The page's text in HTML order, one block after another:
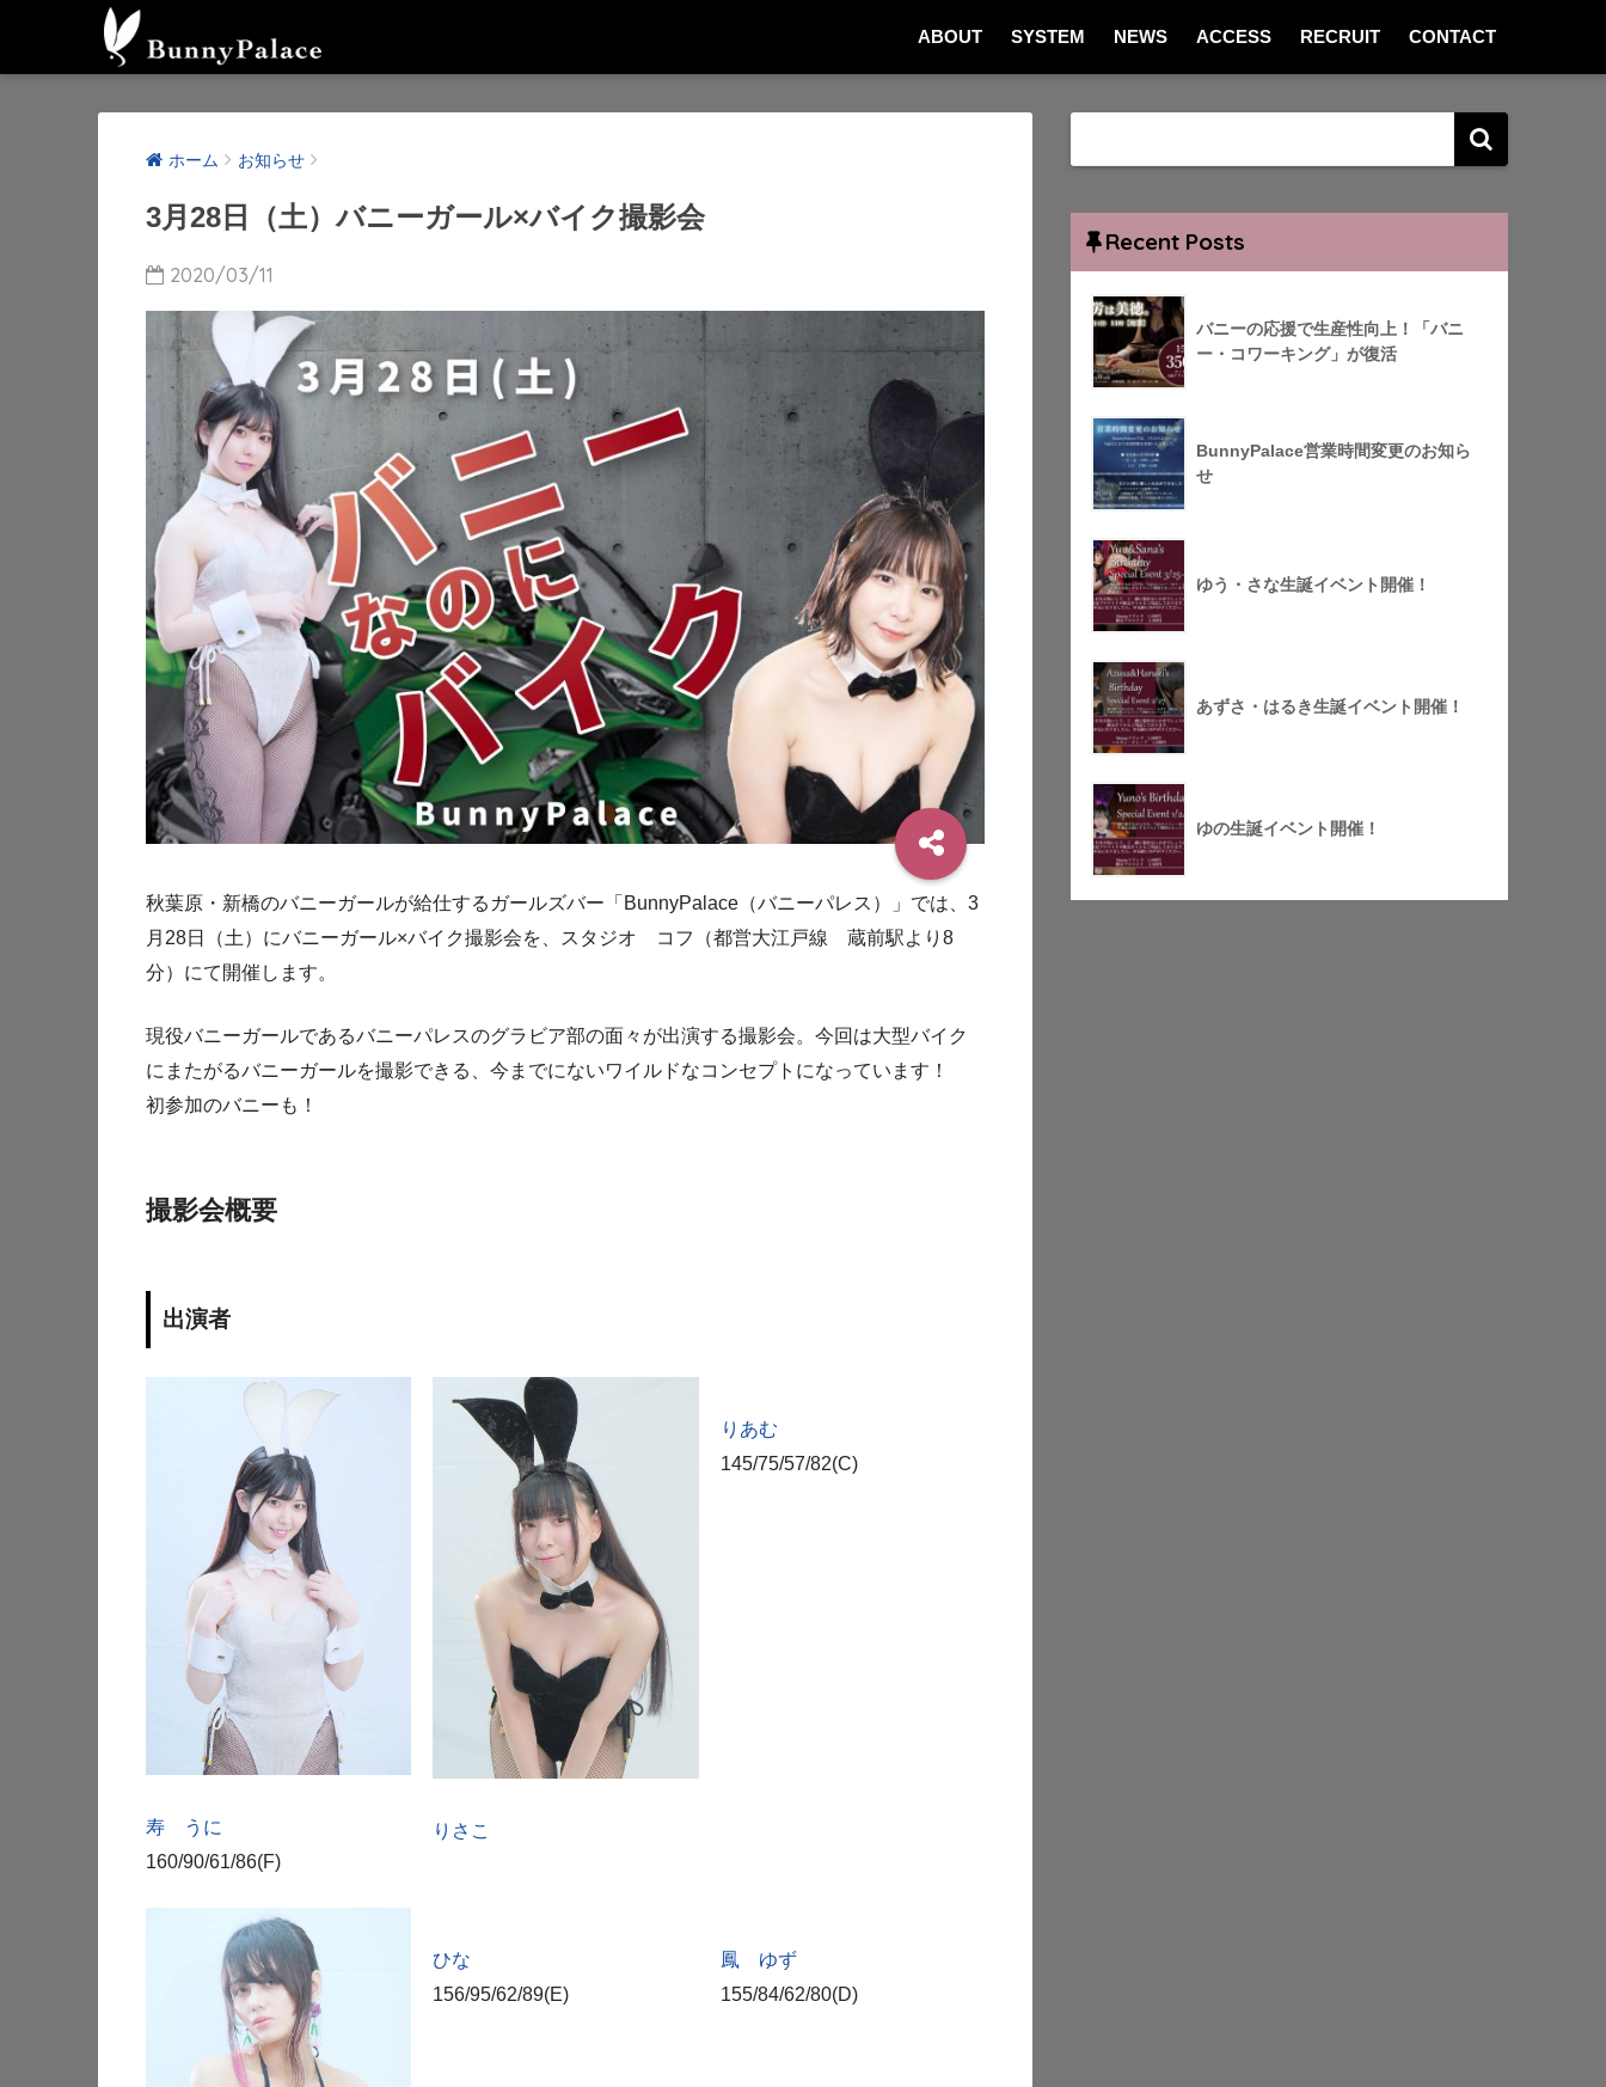
ABOUT SYSTEM NEWS ACCESS RECRUIT CONTACT
ホーム お知らせ
3月28日（土）バニーガール×バイク撮影会
2020/03/11
秋葉原・新橋のバニーガールが給仕するガールズバー「BunnyPalace（バニーパレス）」では、3
月28日（土）にバニーガール×バイク撮影会を、スタジオ コフ（都営大江戸線 蔵前駅より8
分）にて開催します。
現役バニーガールであるバニーパレスのグラビア部の面々が出演する撮影会。今回は大型バイク
にまたがるバニーガールを撮影できる、今までにないワイルドなコンセプトになっています！
初参加のバニーも！
撮影会概要
出演者
寿 うに
160/90/61/86(F)
りさこ
りあむ
145/75/57/82(C)
ひな
156/95/62/89(E)
鳳 ゆず
155/84/62/80(D)
Recent Posts
バニーの応援で生産性向上！「バニ
ー・コワーキング」が復活
BunnyPalace営業時間変更のお知ら
せ
ゆう・さな生誕イベント開催！
あずさ・はるき生誕イベント開催！
ゆの生誕イベント開催！